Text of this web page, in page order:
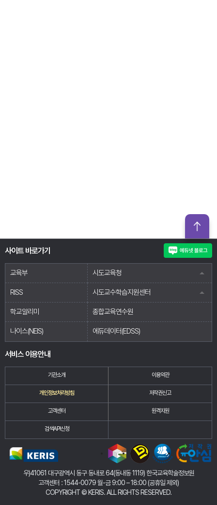
사이트 바로가기
교육부 시도교육청
RISS 시도교수학습지원센터
학교알리미 종합교육연수원
나이스(NEIS) 에듀데이터(EDSS)
서비스 이용안내
기관소개 이용약관
개인정보처리방침 저작권신고
고객센터 원격지원
검색API신청
우)41061 대구광역시 동구 동내로 64(동내동 1119) 한국교육학술정보원
고객센터 : 1544-0079 월-금 9:00 – 18:00 (공휴일 제외)
COPYRIGHT© KERIS. ALL RIGHTS RESERVED.